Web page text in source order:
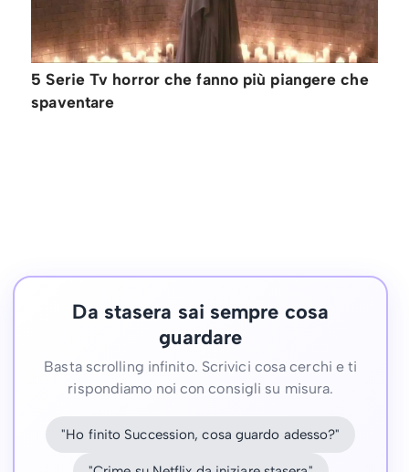
5 Serie Tv horror che fanno più piangere che
spaventare
Da stasera sai sempre cosa
guardare
Basta scrolling infinito. Scrivici cosa cerchi e ti
rispondiamo noi con consigli su misura.
"Ho finito Succession, cosa guardo adesso?"